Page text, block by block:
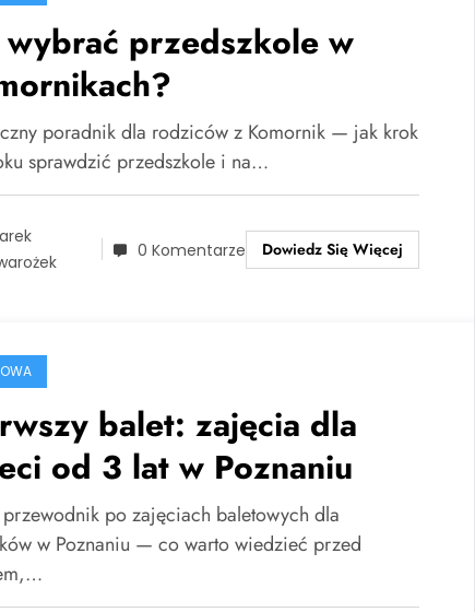
wybrać przedszkole w
poradnik dla rodziców z Komornik — jak krok
sprawdzić przedszkole i na…
0 Komentarze Dowiedz Się Więcej
balet: zajęcia dla
od 3 lat w Poznaniu
po zajęciach baletowych dla
w Poznaniu — co warto wiedzieć przed